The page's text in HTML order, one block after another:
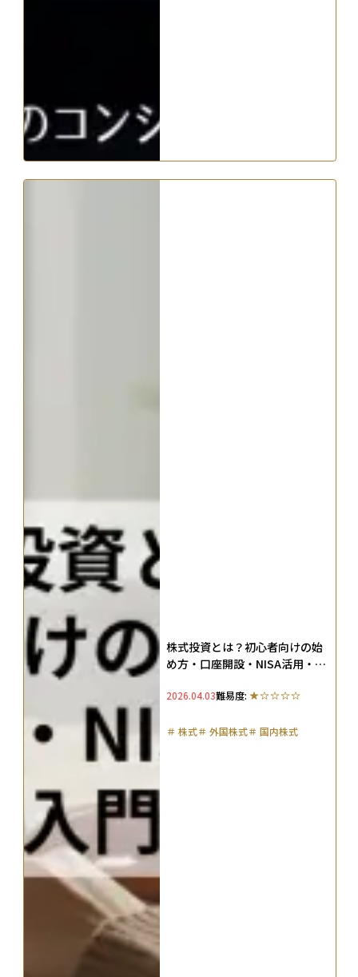
株式投資とは？初心者向けの始
め方・口座開設・NISA活用・勉
2026.04.03難易度:
＃ 株式＃ 外国株式＃ 国内株式